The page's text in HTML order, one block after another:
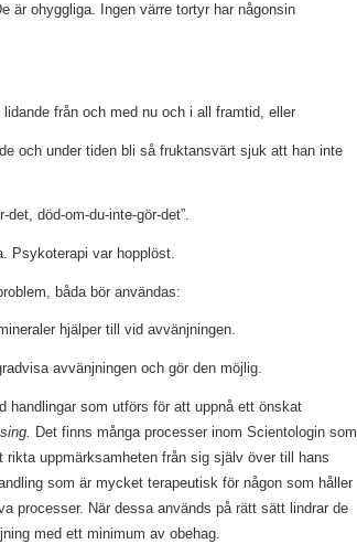
är ohyggliga. Ingen värre tortyr har någonsin
från och med nu och i all framtid, eller
och under tiden bli så fruktansvärt sjuk att han inte
död-om-du-inte-gör-det”.
Psykoterapi var hopplöst.
båda bör användas:
hjälper till vid avvänjningen.
avvänjningen och gör den möjlig.
handlingar som utförs för att uppnå ett önskat
Det finns många processer inom Scientologin som
uppmärksamheten från sig själv över till hans
som är mycket terapeutisk för någon som håller
processer. När dessa används på rätt sätt lindrar de
med ett minimum av obehag.